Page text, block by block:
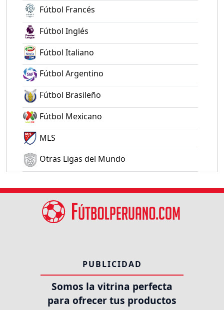
Fútbol Francés
Fútbol Inglés
Fútbol Italiano
Fútbol Argentino
Fútbol Brasileño
Fútbol Mexicano
MLS
Otras Ligas del Mundo
PUBLICIDAD
Somos la vitrina perfecta
para ofrecer tus productos